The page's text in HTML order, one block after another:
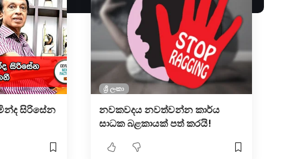
සිරිසේන
ශ්‍රී ලංකා
නවකවදය නවත්වන්න කාර්ය
සාධක බළකායක් පත් කරයි!